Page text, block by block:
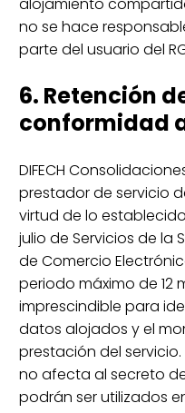
no se hace
parte del usuario del
6. Retención
conformidad a
DIFECH
prestador de servicio
virtud de lo establecido
julio de Servicios de la
de Comercio
periodo máximo de 12
imprescindible para
datos alojados y el
prestación del
no afecta al secreto
podrán ser utilizados